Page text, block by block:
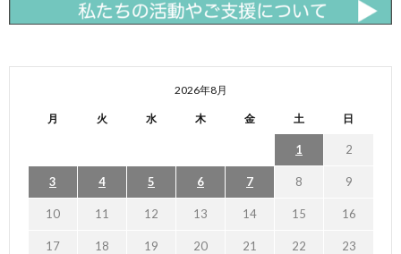
2026年8月
月 火 水 木 金 土 日
1 2
3 4 5 6 7 8 9
10 11 12 13 14 15 16
17 18 19 20 21 22 23